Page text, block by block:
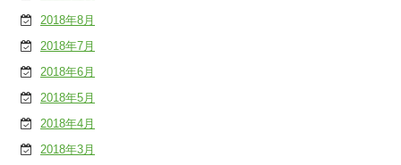
2018年8月
2018年7月
2018年6月
2018年5月
2018年4月
2018年3月